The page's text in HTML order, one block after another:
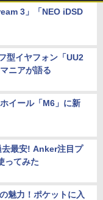
3」「NEO iDSD
型イヤフォン「UU2
ニアが語る
イール「M6」に新
最安! Anker注目プ
ってみた
魅力！ポケットに入